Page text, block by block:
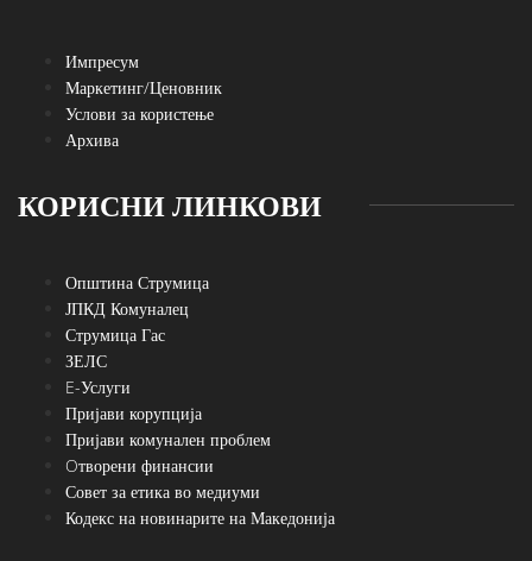
Импресум
Маркетинг/Ценовник
Услови за користење
Архива
КОРИСНИ ЛИНКОВИ
Општина Струмица
ЈПКД Комуналец
Струмица Гас
ЗЕЛС
E-Услуги
Пријави корупција
Пријави комунален проблем
Oтворени финансии
Совет за етика во медиуми
Кодекс на новинарите на Македонија